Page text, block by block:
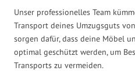
Unser professionelles Team
Transport deines Umzugsguts
sorgen dafür, dass deine Möbel
optimal geschützt werden, um
Transports zu vermeiden.